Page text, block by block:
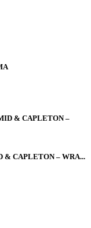
& CAPLETON – WRA...